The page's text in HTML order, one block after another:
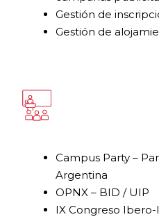
Gestión de
Gestión de
Campus Party –
Argentina
OPNX – BID / UIP
IX Congreso